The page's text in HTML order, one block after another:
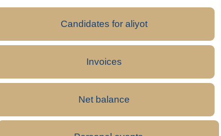
Candidates for aliyot
Invoices
Net balance